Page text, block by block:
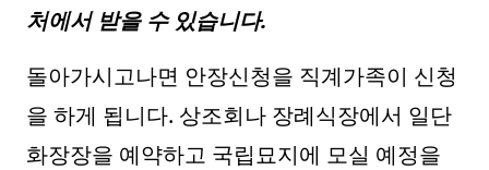
처에서 받을 수 있습니다.
돌아가시고나면 안장신청을 직계가족이 신청
을 하게 됩니다. 상조회나 장례식장에서 일단
화장장을 예약하고 국립묘지에 모실 예정을